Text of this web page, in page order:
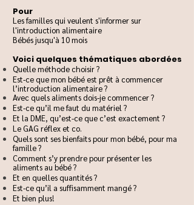
Pour
Les familles qui veulent s'informer sur
l'introduction alimentaire
Bébés jusqu'à 10 mois
Voici quelques thématiques abordées
Quelle méthode choisir ?
Est-ce que mon bébé est prêt à commencer
l’introduction alimentaire ?
Avec quels aliments dois-je commencer ?
Est-ce qu’il me faut du matériel ?
Et la DME, qu’est-ce que c’est exactement ?
Le GAG réflex et co.
Quels sont ses bienfaits pour mon bébé, pour ma
famille ?
Comment s’y prendre pour présenter les
aliments au bébé ?
Et en quelles quantités ?
Est-ce qu’il a suffisamment mangé ?
Et bien plus!